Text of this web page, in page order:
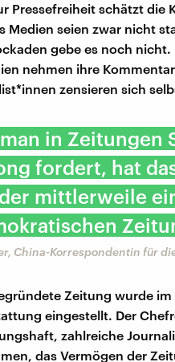
Pressefreiheit schätzt
Medien seien zwar nicht
gebe es noch
nehmen ihre
zensieren sich
in Zeitungen
fordert, hat
mittlerweile
China-Korrespondentin für
Zeitung wurde
eingestellt. Der
zahlreiche
das Vermögen der